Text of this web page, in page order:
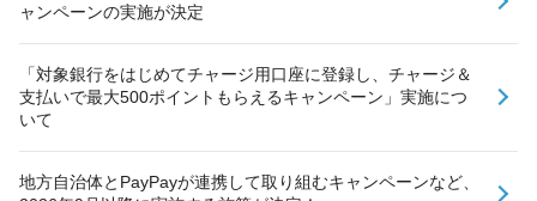
ャンペーンの実施が決定
「対象銀行をはじめてチャージ用口座に登録し、チャージ＆
支払いで最大500ポイントもらえるキャンペーン」実施につ
いて
地方自治体とPayPayが連携して取り組むキャンペーンなど、